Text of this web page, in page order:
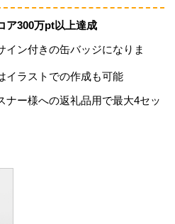
ア300万pt以上達成
イン付きの缶バッジになりま
イラストでの作成も可能
ー様への返礼品用で最大4セッ